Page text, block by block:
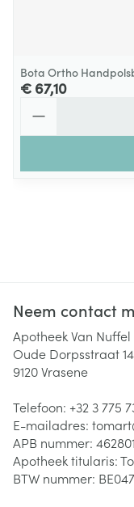
Bota Ortho
€ 67,10
Neem contact
Apotheek Van
Oude Dorpsstraat 14
9120Vrasene
Telefoon: +32 3 775
E-mailadres:
APB nummer: 462801
Apotheek titularis:
BTW nummer: